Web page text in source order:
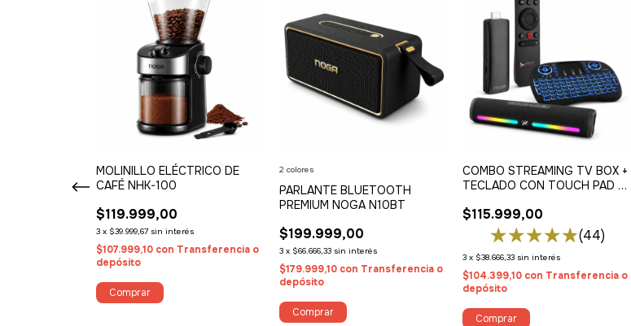
MOLINILLO ELÉCTRICO DE
CAFÉ NHK-100
$119.999,00
3 x $39.999,67 sin interés
$107.999,10 con Transferencia o
depósito
PARLANTE BLUETOOTH
PREMIUM NOGA N10BT
$199.999,00
3 x $66.666,33 sin interés
$179.999,10 con Transferencia o
depósito
2 colores
Comprar
COMBO STREAMING TV BOX +
TECLADO CON TOUCH PAD +
$115.999,00
(44)
3 x $38.666,33 sin interés
$104.399,10 con Transferencia o
depósito